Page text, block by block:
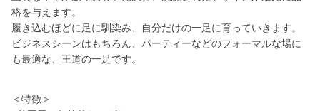
格を与えます。
履き込むほどに足に馴染み、自分だけの一足に育っていきます。
ビジネスシーンはもちろん、パーティーなどのフォーマルな場に
も最適な、王道の一足です。
＜特徴＞